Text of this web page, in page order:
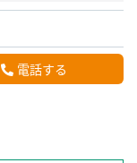
電話する